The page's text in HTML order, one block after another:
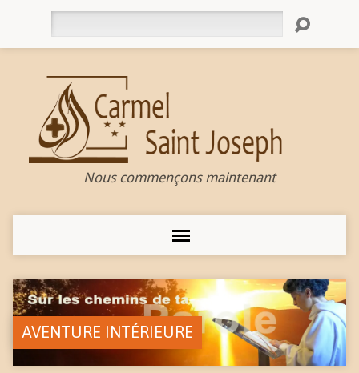
Nous commençons maintenant
AVENTURE INTÉRIEURE